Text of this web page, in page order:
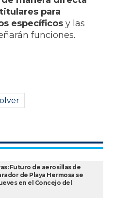
para
específicos y las
funciones.
Futuro de aerosillas de
de Playa Hermosa se
en el Concejo del